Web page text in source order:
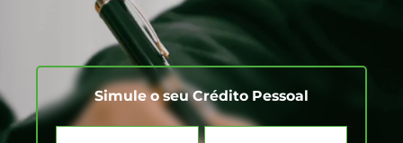
Simule o seu Crédito Pessoal